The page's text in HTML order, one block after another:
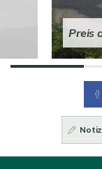
Preis